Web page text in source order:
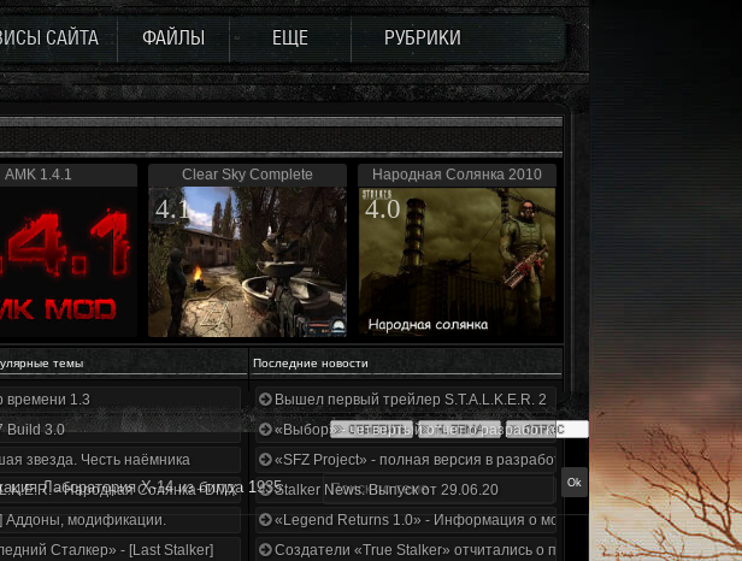
САЙТА ФАЙЛЫ ЕЩЕ РУБРИКИ
AMK 1.4.1 Clear Sky Complete
4.1
Народная Солянка 2010
4.0
темы Последние новости
и сюжет | Разбор трейлера
времени 1.3
Build 3.0
звезда. Честь наёмника
- Народная Солянка+DMX 1.3.5.ООП.МА.К.
Аддоны, модификации.
Сталкер» - [Last Stalker]
Вышел первый трейлер S.T.A.L.K.E.R. 2
«Выбор» - четвертый отчет о разработке!
«SFZ Project» - полная версия в разработке!
Stalker News. Выпуск от 29.06.20
«Legend Returns 1.0» - Информация о моде за июнь 2020
Создатели «True Stalker» отчитались о проделанной работе
Лаборатория Х-14 из билда 1935